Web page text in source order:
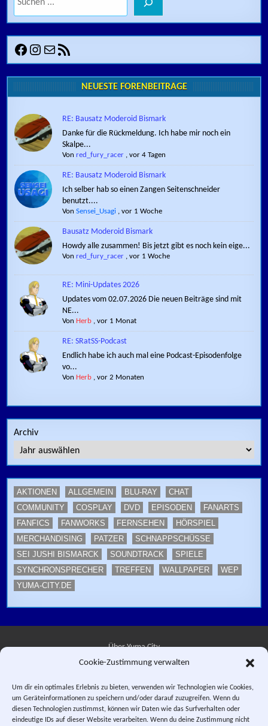
Cookie-Zustimmung verwalten
Um dir ein optimales Erlebnis zu bieten, verwenden wir Technologien wie Cookies,
um Geräteinformationen zu speichern und/oder darauf zuzugreifen. Wenn du
diesen Technologien zustimmst, können wir Daten wie das Surfverhalten oder
eindeutige IDs auf dieser Website verarbeiten. Wenn du deine Zustimmung nicht
Facebook
Instagram
E-MailRSS-Feed
NEUESTE FORENBEITRÄGE
RE: Bausatz Moderoid Bismark
Danke für die Rückmeldung. Ich habe mir noch ein
Skalpe...
Vonred_fury_racer ,vor 4 Tagen
RE: Bausatz Moderoid Bismark
Ich selber hab so einen Zangen Seitenschneider
benutzt....
VonSensei_Usagi ,vor 1 Woche
Bausatz Moderoid Bismark
Howdy alle zusammen! Bis jetzt gibt es noch kein eige...
Vonred_fury_racer ,vor 1 Woche
RE: Mini-Updates 2026
Updates vom 02.07.2026 Die neuen Beiträge sind mit
NE...
Von Herb ,vor 1 Monat
RE: SRatSS-Podcast
Endlich habe ich auch mal eine Podcast-Episodenfolge
vo...
Von Herb ,vor 2 Monaten
Archiv
AKTIONEN ALLGEMEIN BLU-RAY
CHAT
COMMUNITY
COSPLAY DVD EPISODEN
FANARTS
FANFICS
FANWORKS FERNSEHEN
HÖRSPIEL
MERCHANDISING
PATZER
SCHNAPPSCHÜSSE
SEI JUSHI BISMARCK
SOUNDTRACK
SPIELE
SYNCHRONSPRECHER
TREFFEN WALLPAPER
WEP
YUMA-CITY.DE
Über Yuma City
Datenschutzerklärung